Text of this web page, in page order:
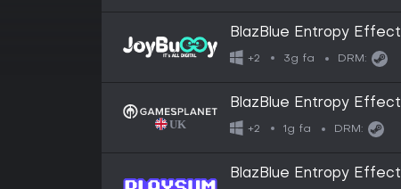
BlazBlue Entropy Effect
+2 3g fa DRM:
BlazBlue Entropy Effect
+2 1g fa DRM:
BlazBlue Entropy Effect